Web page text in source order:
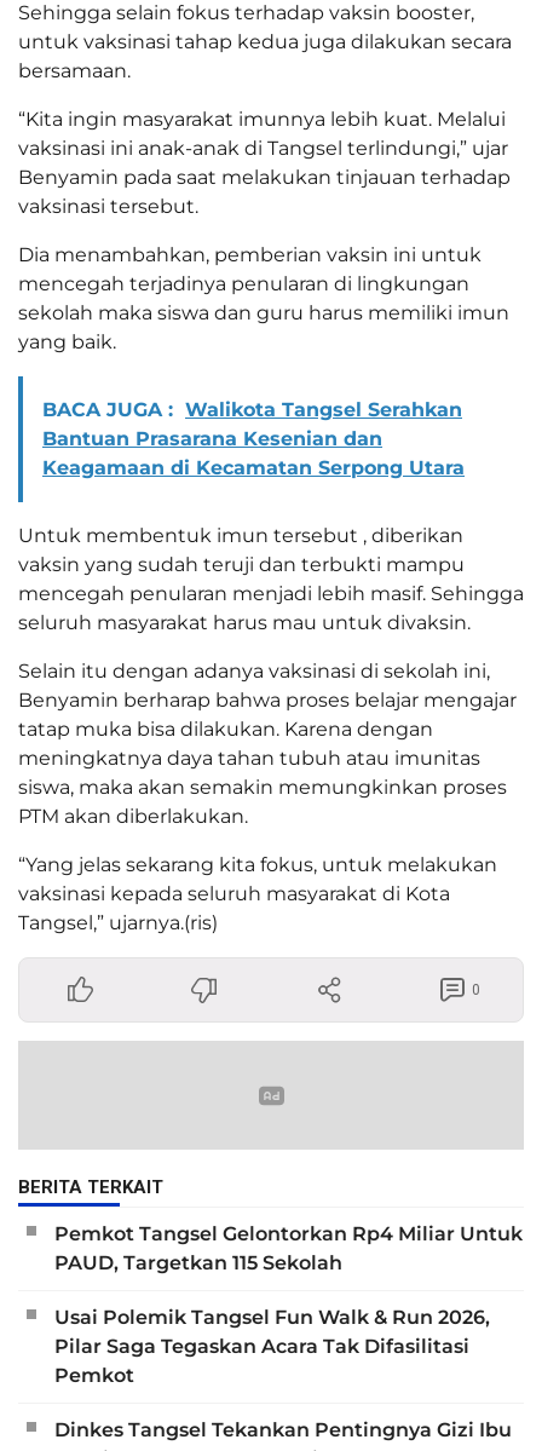
Sehingga selain fokus terhadap vaksin booster,
untuk vaksinasi tahap kedua juga dilakukan secara
bersamaan.
“Kita ingin masyarakat imunnya lebih kuat. Melalui
vaksinasi ini anak-anak di Tangsel terlindungi,” ujar
Benyamin pada saat melakukan tinjauan terhadap
vaksinasi tersebut.
Dia menambahkan, pemberian vaksin ini untuk
mencegah terjadinya penularan di lingkungan
sekolah maka siswa dan guru harus memiliki imun
yang baik.
BACA JUGA : Walikota Tangsel Serahkan
Bantuan Prasarana Kesenian dan
Keagamaan di Kecamatan Serpong Utara
Untuk membentuk imun tersebut , diberikan
vaksin yang sudah teruji dan terbukti mampu
mencegah penularan menjadi lebih masif. Sehingga
seluruh masyarakat harus mau untuk divaksin.
Selain itu dengan adanya vaksinasi di sekolah ini,
Benyamin berharap bahwa proses belajar mengajar
tatap muka bisa dilakukan. Karena dengan
meningkatnya daya tahan tubuh atau imunitas
siswa, maka akan semakin memungkinkan proses
PTM akan diberlakukan.
“Yang jelas sekarang kita fokus, untuk melakukan
vaksinasi kepada seluruh masyarakat di Kota
Tangsel,” ujarnya.(ris)
0
BERITA TERKAIT
Pemkot Tangsel Gelontorkan Rp4 Miliar Untuk
PAUD, Targetkan 115 Sekolah
Usai Polemik Tangsel Fun Walk & Run 2026,
Pilar Saga Tegaskan Acara Tak Difasilitasi
Pemkot
Dinkes Tangsel Tekankan Pentingnya Gizi Ibu